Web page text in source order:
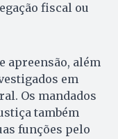
fiscal ou
apreensão, além
em
Os mandados
também
funções pelo